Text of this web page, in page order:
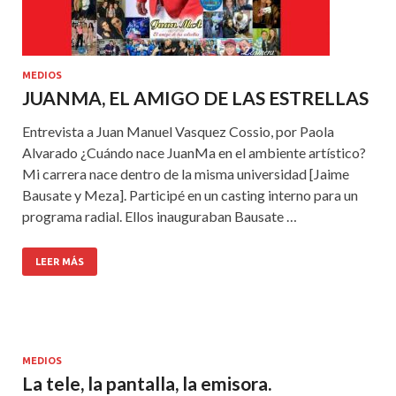
MEDIOS
JUANMA, EL AMIGO DE LAS ESTRELLAS
Entrevista a Juan Manuel Vasquez Cossio, por Paola
Alvarado ¿Cuándo nace JuanMa en el ambiente artístico?
Mi carrera nace dentro de la misma universidad [Jaime
Bausate y Meza]. Participé en un casting interno para un
programa radial. Ellos inauguraban Bausate …
LEER MÁS
MEDIOS
La tele, la pantalla, la emisora.